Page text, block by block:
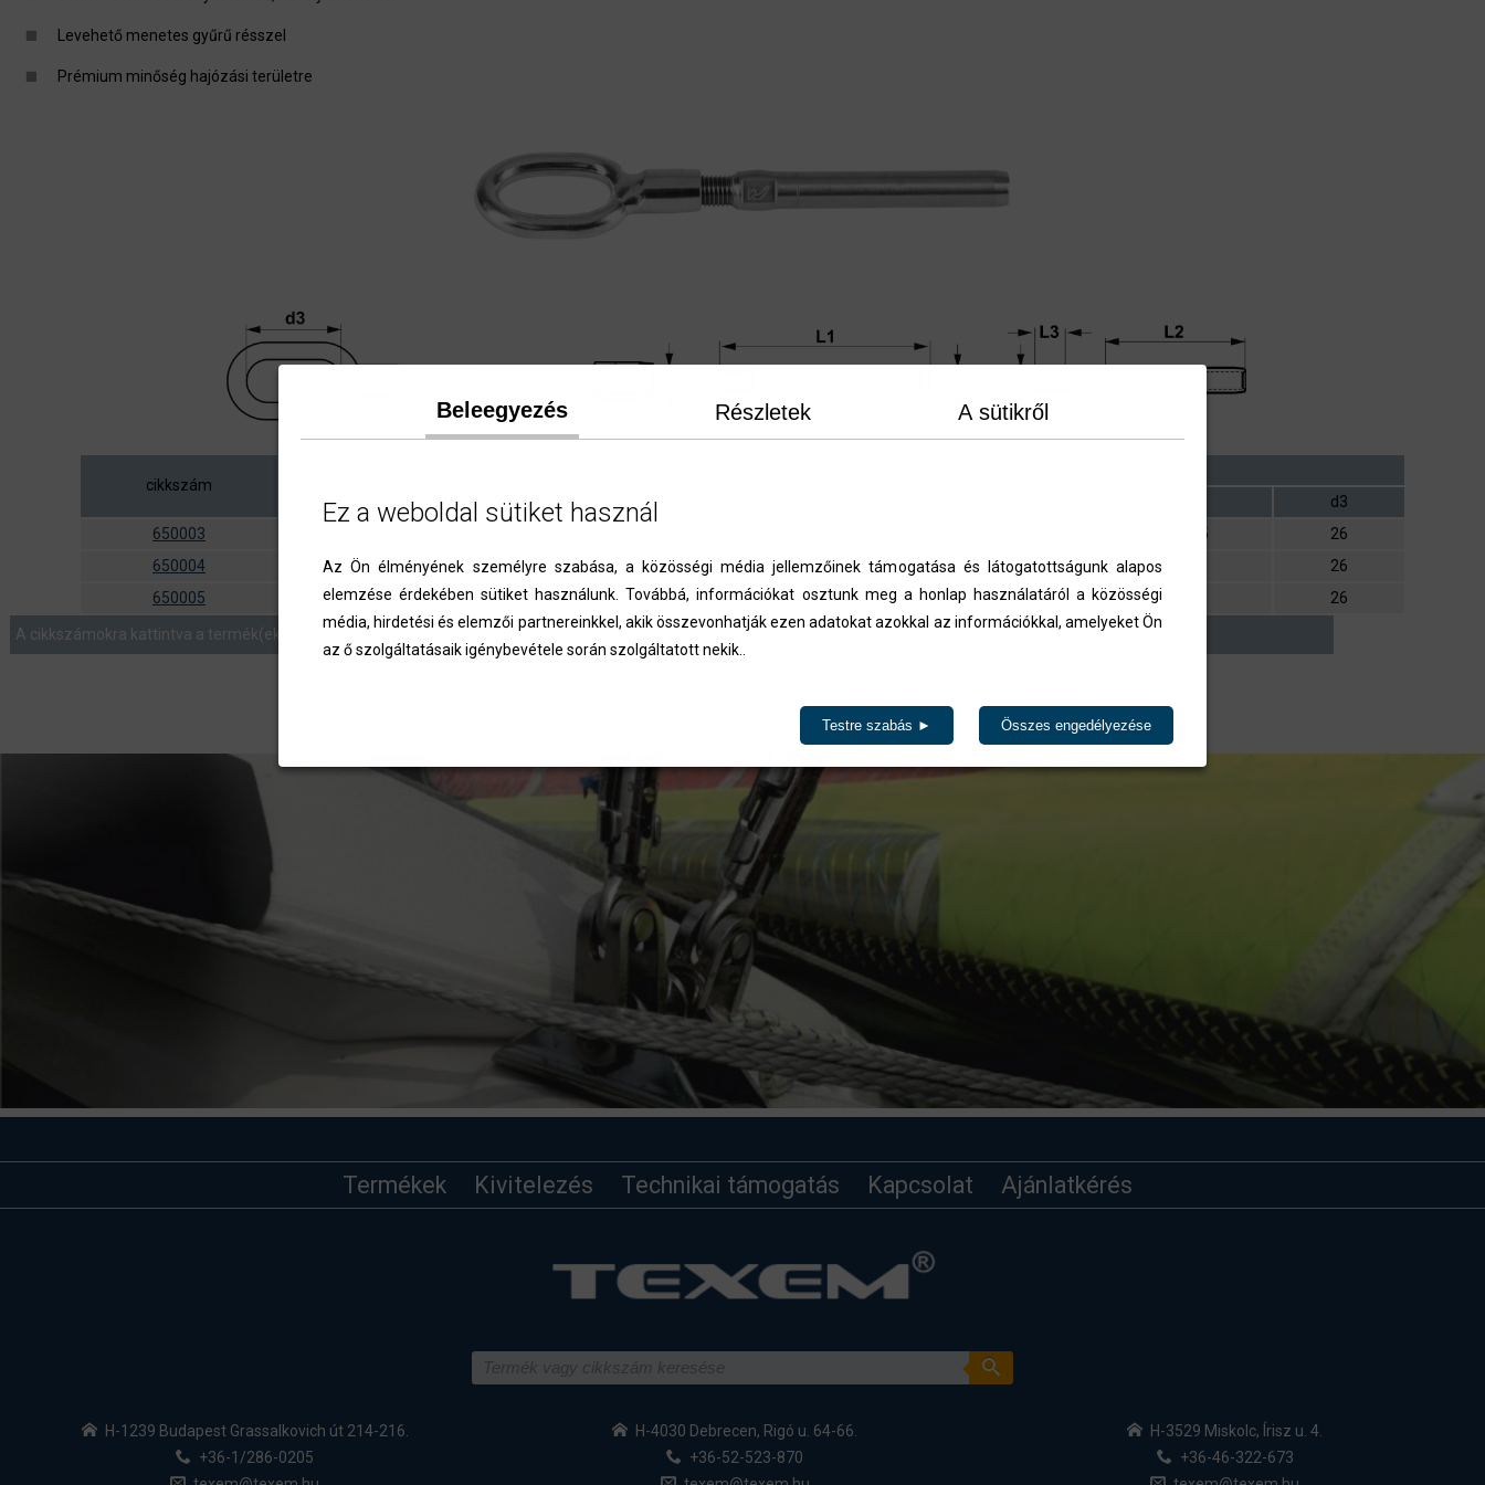
Levehető menetes gyűrű résszel
Prémium minőség hajózási területre
cikkszám
d1
d3
650003
6,35
26
650004
4 5/16" 68 45 11
26
650005
5 5/16" 76 51 11 26
A cikkszámokra kattintva a termék(ek) az ajánlatkérés menüben listázásra kerülnek.
Termékek Kivitelezés Technikai támogatás Kapcsolat Ajánlatkérés
H-1239 Budapest Grassalkovich út 214-216.
+36-1/286-0205
H-4030 Debrecen, Rigó u. 64-66.
+36-52-523-870
H-3529 Miskolc, Írisz u. 4.
+36-46-322-673
Beleegyezés Részletek A sütikről
Ez a weboldal sütiket használ
Az Ön élményének személyre szabása, a közösségi média jellemzőinek támogatása és látogatottságunk alapos
elemzése érdekében sütiket használunk. Továbbá, információkat osztunk meg a honlap használatáról a közösségi
média, hirdetési és elemzői partnereinkkel, akik összevonhatják ezen adatokat azokkal az információkkal, amelyeket Ön
az ő szolgáltatásaik igénybevétele során szolgáltatott nekik..
Testre szabás ► Összes engedélyezése